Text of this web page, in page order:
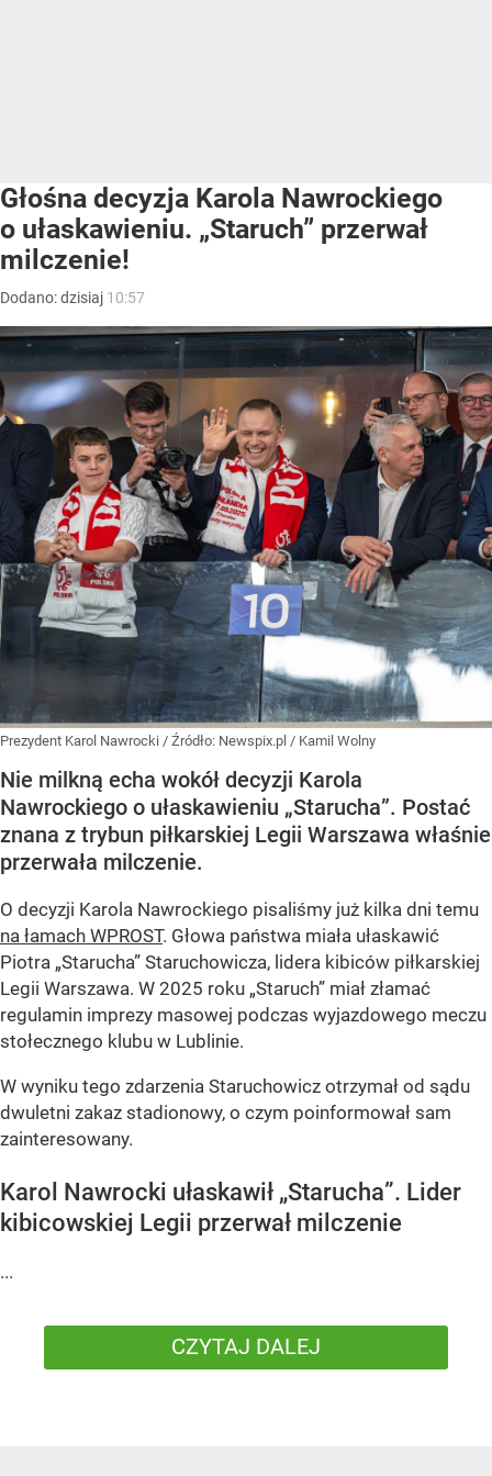
Głośna decyzja Karola Nawrockiego
o ułaskawieniu. „Staruch” przerwał
milczenie!
Dodano:dzisiaj 10:57
Prezydent Karol Nawrocki / Źródło: Newspix.pl / Kamil Wolny
Nie milkną echa wokół decyzji Karola
Nawrockiego o ułaskawieniu „Starucha”. Postać
znana z trybun piłkarskiej Legii Warszawa właśnie
przerwała milczenie.
O decyzji Karola Nawrockiego pisaliśmy już kilka dni temu
na łamach WPROST. Głowa państwa miała ułaskawić
Piotra „Starucha” Staruchowicza, lidera kibiców piłkarskiej
Legii Warszawa. W 2025 roku „Staruch” miał złamać
regulamin imprezy masowej podczas wyjazdowego meczu
stołecznego klubu w Lublinie.
W wyniku tego zdarzenia Staruchowicz otrzymał od sądu
dwuletni zakaz stadionowy, o czym poinformował sam
zainteresowany.
Karol Nawrocki ułaskawił „Starucha”. Lider
kibicowskiej Legii przerwał milczenie
...
CZYTAJ DALEJ